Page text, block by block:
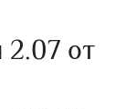
2.07 от